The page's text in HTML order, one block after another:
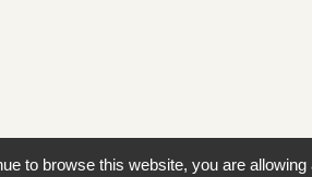
to browse this website, you are